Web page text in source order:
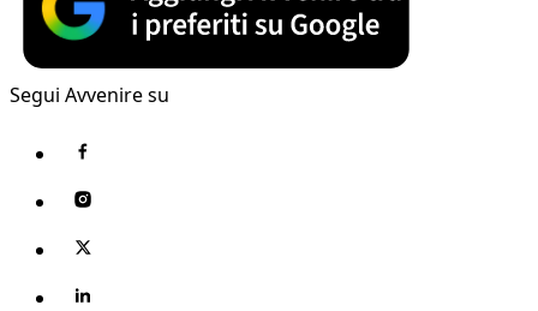
Segui Avvenire su